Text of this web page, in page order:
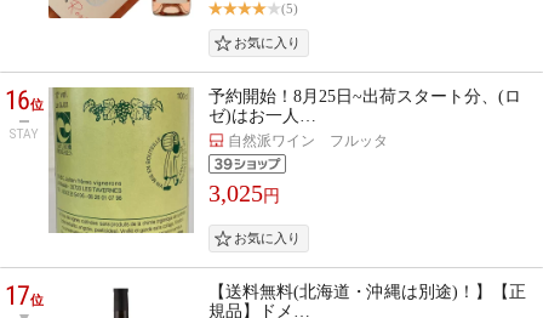
(5)
16位
STAY
予約開始！8月25日~出荷スタート分、(ロ
ゼ)はお一人…
自然派ワイン フルッタ
3,025円
17位
【送料無料(北海道・沖縄は別途)！】【正
規品】ドメ…